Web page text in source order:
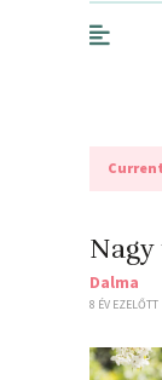
Nagy
Dalma
8 ÉV EZELŐTT